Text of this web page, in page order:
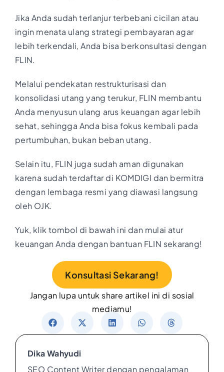
Jika Anda sudah terlanjur terbebani cicilan atau
ingin menata ulang strategi pembayaran agar
lebih terkendali, Anda bisa berkonsultasi dengan
FLIN.
Melalui pendekatan restrukturisasi dan
konsolidasi utang yang terukur, FLIN membantu
Anda menyusun ulang arus keuangan agar lebih
sehat, sehingga Anda bisa fokus kembali pada
pertumbuhan, bukan beban utang.
Selain itu, FLIN juga sudah aman digunakan
karena sudah terdaftar di KOMDIGI dan bermitra
dengan lembaga resmi yang diawasi langsung
oleh OJK.
Yuk, klik tombol di bawah ini dan mulai atur
keuangan Anda dengan bantuan FLIN sekarang!
Konsultasi Sekarang!
Jangan lupa untuk share artikel ini di sosial
mediamu!
Dika Wahyudi
SEO Content Writer dengan pengalaman